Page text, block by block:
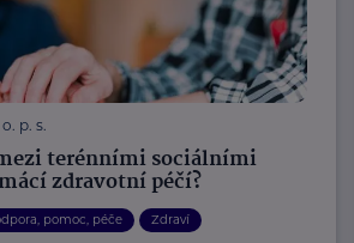
p. s.
terénními sociálními
zdravotní péčí?
pomoc, péče Zdraví